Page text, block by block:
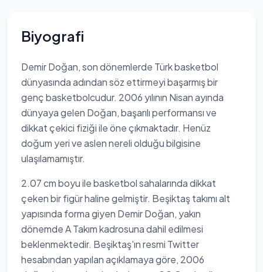
Biyografi
Demir Doğan, son dönemlerde Türk basketbol
dünyasında adından söz ettirmeyi başarmış bir
genç basketbolcudur. 2006 yılının Nisan ayında
dünyaya gelen Doğan, başarılı performansı ve
dikkat çekici fiziği ile öne çıkmaktadır. Henüz
doğum yeri ve aslen nereli olduğu bilgisine
ulaşılamamıştır.
2.07 cm boyu ile basketbol sahalarında dikkat
çeken bir figür haline gelmiştir. Beşiktaş takımı alt
yapısında forma giyen Demir Doğan, yakın
dönemde A Takım kadrosuna dahil edilmesi
beklenmektedir. Beşiktaş'ın resmi Twitter
hesabından yapılan açıklamaya göre, 2006